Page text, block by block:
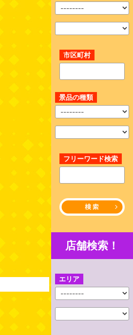
市区町村
景品の種類
フリーワード検索
店舗検索！
エリア